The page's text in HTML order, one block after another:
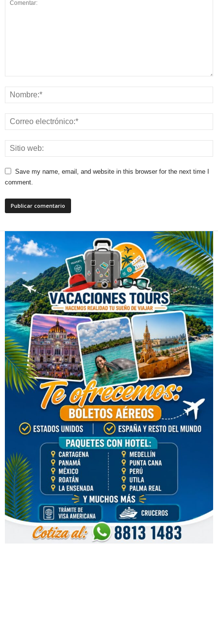
Save my name, email, and website in this browser for the next time I
comment.